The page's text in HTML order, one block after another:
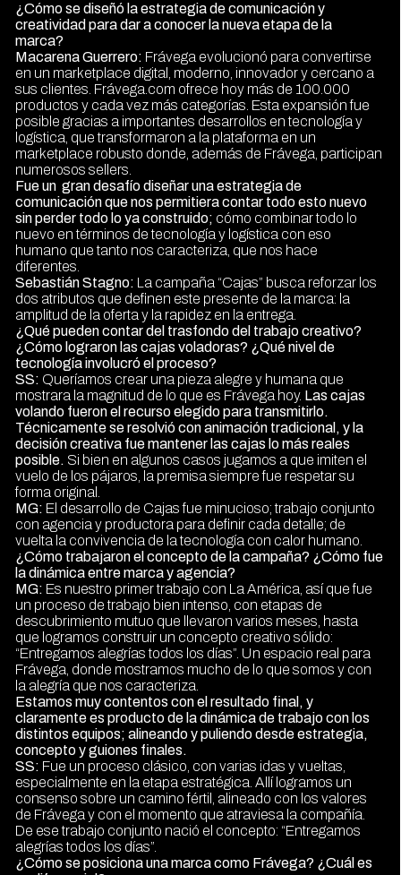
¿Cómo se diseñó la estrategia de comunicación y
creatividad para dar a conocer la nueva etapa de la
marca?
Macarena Guerrero: Frávega evolucionó para convertirse
en un marketplace digital, moderno, innovador y cercano a
sus clientes. Frávega.com ofrece hoy más de 100.000
productos y cada vez más categorías. Esta expansión fue
posible gracias a importantes desarrollos en tecnología y
logística, que transformaron a la plataforma en un
marketplace robusto donde, además de Frávega, participan
numerosos sellers.
Fue un gran desafío diseñar una estrategia de
comunicación que nos permitiera contar todo esto nuevo
sin perder todo lo ya construido; cómo combinar todo lo
nuevo en términos de tecnología y logística con eso
humano que tanto nos caracteriza, que nos hace
diferentes.
Sebastián Stagno: La campaña “Cajas” busca reforzar los
dos atributos que definen este presente de la marca: la
amplitud de la oferta y la rapidez en la entrega.
¿Qué pueden contar del trasfondo del trabajo creativo?
¿Cómo lograron las cajas voladoras? ¿Qué nivel de
tecnología involucró el proceso?
SS: Queríamos crear una pieza alegre y humana que
mostrara la magnitud de lo que es Frávega hoy. Las cajas
volando fueron el recurso elegido para transmitirlo.
Técnicamente se resolvió con animación tradicional, y la
decisión creativa fue mantener las cajas lo más reales
posible. Si bien en algunos casos jugamos a que imiten el
vuelo de los pájaros, la premisa siempre fue respetar su
forma original.
MG: El desarrollo de Cajas fue minucioso; trabajo conjunto
con agencia y productora para definir cada detalle; de
vuelta la convivencia de la tecnología con calor humano.
¿Cómo trabajaron el concepto de la campaña? ¿Cómo fue
la dinámica entre marca y agencia?
MG: Es nuestro primer trabajo con La América, así que fue
un proceso de trabajo bien intenso, con etapas de
descubrimiento mutuo que llevaron varios meses, hasta
que logramos construir un concepto creativo sólido:
“Entregamos alegrías todos los días”. Un espacio real para
Frávega, donde mostramos mucho de lo que somos y con
la alegría que nos caracteriza.
Estamos muy contentos con el resultado final, y
claramente es producto de la dinámica de trabajo con los
distintos equipos; alineando y puliendo desde estrategia,
concepto y guiones finales.
SS: Fue un proceso clásico, con varias idas y vueltas,
especialmente en la etapa estratégica. Allí logramos un
consenso sobre un camino fértil, alineado con los valores
de Frávega y con el momento que atraviesa la compañía.
De ese trabajo conjunto nació el concepto: “Entregamos
alegrías todos los días”.
¿Cómo se posiciona una marca como Frávega? ¿Cuál es